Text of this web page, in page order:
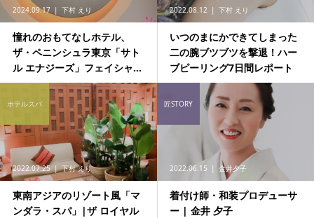
2024.09.17 下村 えり
憧れのおもてなしホテル、
ザ・ペニンシュラ東京「サト
ル エナジーズ」フェイシャ...
2022.08.12 下村 えり
いつのまにかできてしまった
二の腕ブツブツを撃退！ハー
ブピーリング7日間レポート
2022.07.25 下村 えり
東南アジアのリゾート風「マ
ンダラ・スパ」|ザ ロイヤル
ホテルスパ
2022.06.15 金井夕子
着付け師・和装プロデューサ
ー | 金井 夕子
匠STORY